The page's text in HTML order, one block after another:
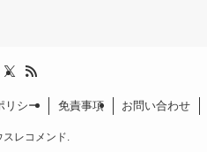
リシー 免責事項 お問い合わせ
レコメンド.